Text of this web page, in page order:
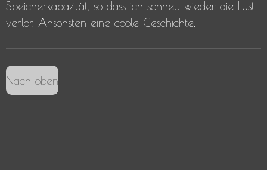
Speicherkapazität, so dass ich schnell wieder die Lust
verlor. Ansonsten eine coole Geschichte.
Nach oben